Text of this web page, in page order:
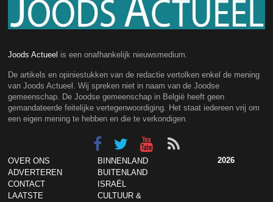
Joods Actueel is een onafhankelijk nieuwsmedium.
De artikels en opiniestukken van de redactie vertolken enkel de mening
van Joods Actueel. Wij spreken niet in naam van de Joodse
gemeenschap. De Joodse gemeenschap in België heeft geen
gemandateerde feitelijke vertegenwoordiging. Het staat iedereen vrij om
een eigen mening te hebben en die te verkondigen.
OVER ONS
ADVERTEREN
CONTACT
LAATSTE
BINNENLAND
BUITENLAND
ISRAËL
CULTUUR &
2026